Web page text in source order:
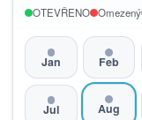
OTEVŘENO Omezený
Jan Feb
Jul Aug